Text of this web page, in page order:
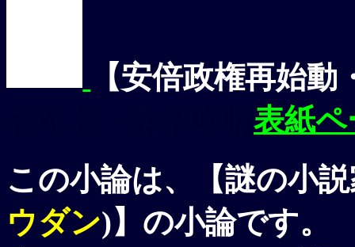
【安倍政権再始動
表紙
この小論は、【謎の小
ウダン)】の小論です。